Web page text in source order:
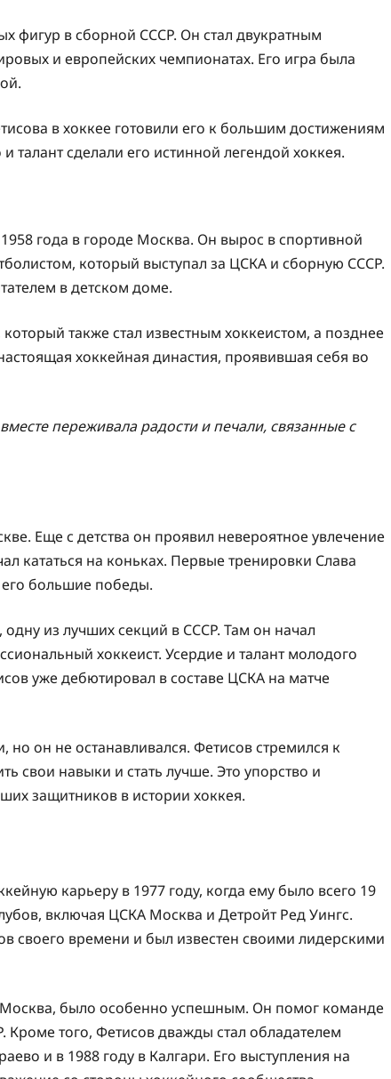
фигур в сборной СССР. Он стал двукратным
и европейских чемпионатах. Его игра была
в хоккее готовили его к большим достижениям
талант сделали его истинной легендой хоккея.
года в городе Москва. Он вырос в спортивной
который выступал за ЦСКА и сборную СССР.
в детском доме.
также стал известным хоккеистом, а позднее
хоккейная династия, проявившая себя во
переживала радости и печали, связанные с
Еще с детства он проявил невероятное увлечение
кататься на коньках. Первые тренировки Слава
большие победы.
из лучших секций в СССР. Там он начал
хоккеист. Усердие и талант молодого
уже дебютировал в составе ЦСКА на матче
он не останавливался. Фетисов стремился к
свои навыки и стать лучше. Это упорство и
защитников в истории хоккея.
карьеру в 1977 году, когда ему было всего 19
включая ЦСКА Москва и Детройт Ред Уингс.
своего времени и был известен своими лидерскими
было особенно успешным. Он помог команде
того, Фетисов дважды стал обладателем
и в 1988 году в Калгари. Его выступления на